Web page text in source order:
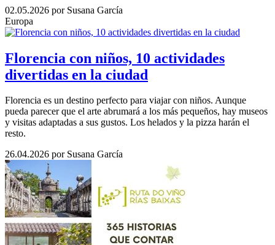
02.05.2026 por Susana García
Europa
Florencia con niños, 10 actividades
divertidas en la ciudad
Florencia es un destino perfecto para viajar con niños. Aunque
pueda parecer que el arte abrumará a los más pequeños, hay museos
y visitas adaptadas a sus gustos. Los helados y la pizza harán el
resto.
26.04.2026 por Susana García